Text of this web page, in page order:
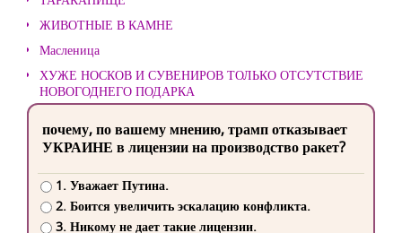
ЖИВОТНЫЕ В КАМНЕ
Масленица
ХУЖЕ НОСКОВ И СУВЕНИРОВ ТОЛЬКО ОТСУТСТВИЕ
НОВОГОДНЕГО ПОДАРКА
почему, по вашему мнению, трамп отказывает
УКРАИНЕ в лицензии на производство ракет?
1. Уважает Путина.
2. Боится увеличить эскалацию конфликта.
3. Никому не дает такие лицензии.